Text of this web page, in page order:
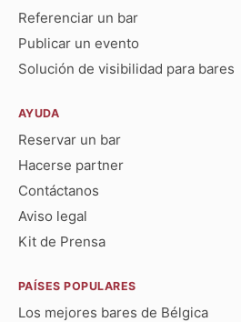
Referenciar un bar
Publicar un evento
Solución de visibilidad para bares
AYUDA
Reservar un bar
Hacerse partner
Contáctanos
Aviso legal
Kit de Prensa
PAÍSES POPULARES
Los mejores bares de Bélgica